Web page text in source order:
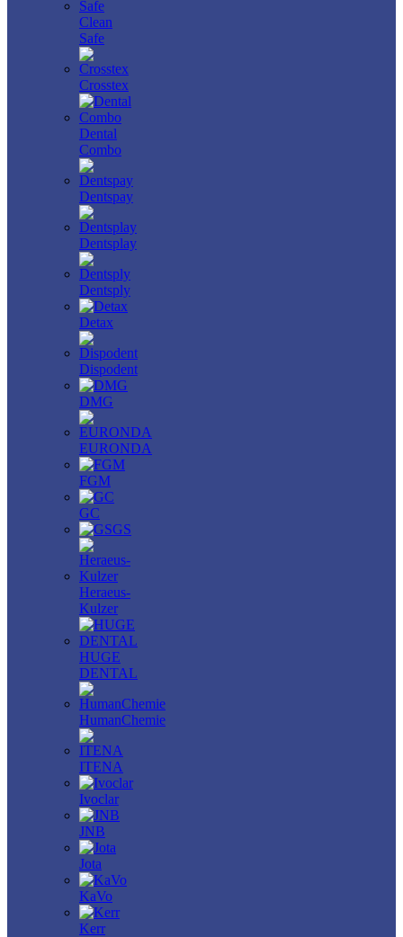
Clean
Safe
Crosstex
Dental
Combo
Dentspay
Dentsplay
Dentsply
Detax
Dispodent
DMG
EURONDA
FGM
GC
GS
Heraeus-
Kulzer
HUGE
DENTAL
HumanChemie
ITENA
Ivoclar
JNB
Jota
KaVo
Kerr